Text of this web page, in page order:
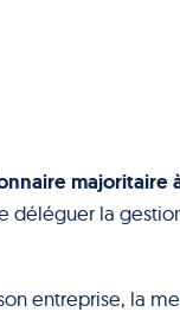
majoritaire
déléguer la
entreprise, la